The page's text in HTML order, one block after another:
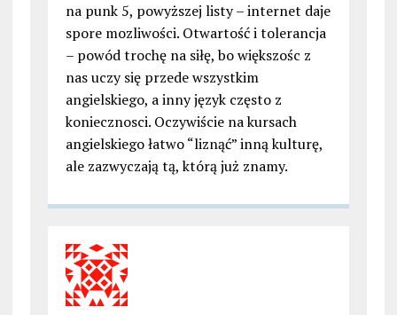
na punk 5, powyższej listy – internet daje
spore mozliwości. Otwartość i tolerancja
– powód trochę na siłę, bo większośc z
nas uczy się przede wszystkim
angielskiego, a inny język często z
koniecznosci. Oczywiście na kursach
angielskiego łatwo “liznąć” inną kulturę,
ale zazwyczają tą, którą już znamy.